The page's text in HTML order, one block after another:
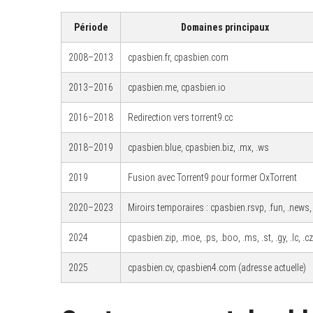
Période Domaines principaux
2008–2013 cpasbien.fr, cpasbien.com
2013–2016 cpasbien.me, cpasbien.io
2016–2018 Redirection vers torrent9.cc
2018–2019 cpasbien.blue, cpasbien.biz, .mx, .ws
2019 Fusion avec Torrent9 pour former OxTorrent
2020–2023 Miroirs temporaires : cpasbien.rsvp, .fun,
2024 cpasbien.zip, .moe, .ps, .boo, .ms, .st, .gy, .lc, .cz
2025 cpasbien.cv, cpasbien4.com (adresse actuelle)